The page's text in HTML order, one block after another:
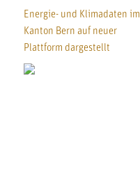
Energie- und Klimadaten im
Kanton Bern auf neuer
Plattform dargestellt